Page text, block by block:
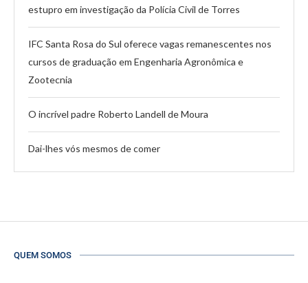
estupro em investigação da Polícia Civil de Torres
IFC Santa Rosa do Sul oferece vagas remanescentes nos
cursos de graduação em Engenharia Agronômica e
Zootecnia
O incrível padre Roberto Landell de Moura
Dai-lhes vós mesmos de comer
QUEM SOMOS